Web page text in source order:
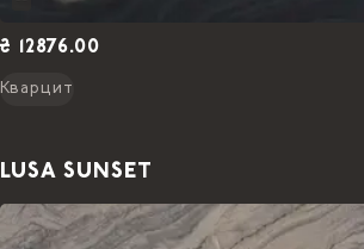
₴ 12876.00
Кварцит
LUSA SUNSET